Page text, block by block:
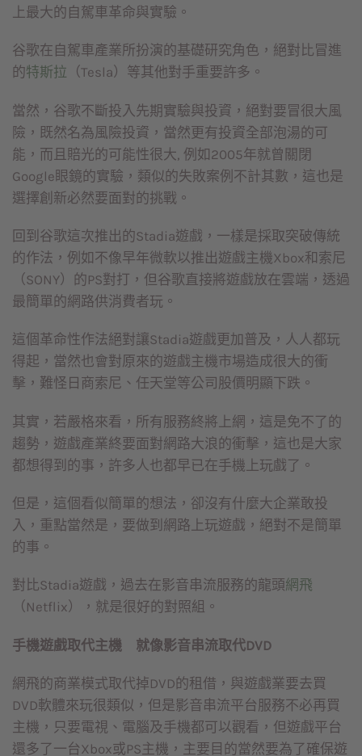
上最大的自駕車革命與實驗。
谷歌在自駕車產業所扮演的基礎研究角色，絕對比冒進
的特斯拉 （Tesla）等其他對手重要許多。
當然，谷歌不斷投入先期實驗與投資，絕對要冒很大風
險，既然名為風險投資，當然更有投資全部泡湯的可
能，而且賠光的可能性很大, 例如2005年就曾關閉
Google眼鏡的實驗，類似的失敗案例不計其數，這也是
選擇創新必然要面對的挑戰。
回到谷歌這次推出的Stadia遊戲，一樣是採取突破傳統
的作法，例如不像早年微軟以推出遊戲主機Xbox和索尼
（SONY）的PS對打，但谷歌直接將遊戲放在雲端，透過
最簡單的網路供消費者玩。
這個革命性作法絕對讓Stadia遊戲更加普及，人人都玩
得起，當然也會對原來的遊戲主機市場造成很大的衝
擊，難怪日商索尼、任天堂等公司股價明顯下跌。
其實，若嚴格來看，所有服務終將上網，這是免不了的
趨勢，遊戲產業終要面對網路大浪的衝擊，這也是大家
都想得到的事，許多人也都早已在手機上玩戲了。
但是，這個看似簡單的想法，卻沒有什麼大企業敢投
入，重點當然是，要做到網路上玩遊戲，絕對不是簡單
的事。
對比Stadia遊戲，過去在影音串流服務的龍頭網飛
（Netflix），就是很好的對照組。
手機遊戲取代主機 就像影音串流取代DVD
網飛的商業模式取代掉DVD的租借，與遊戲業要去買
DVD軟體來玩很類似，但是影音串流平台服務不必再買
主機，只要電視、電腦及手機都可以觀看，但遊戲平台
還多了一台Xbox或PS主機，主要目的當然要為了確保遊